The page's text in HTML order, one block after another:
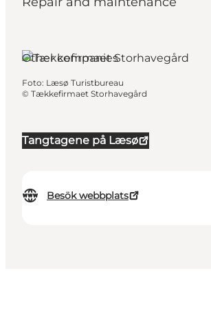
Övernatta
Tangtagene på Læsø
Besök webbplats
Other companies
Foto: Læsø Turistbureau
© Tækkefirmaet Storhavegård